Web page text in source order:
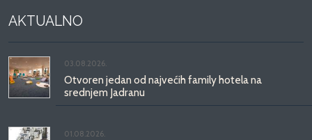
AKTUALNO
03.08.2026.
Otvoren jedan od najvećih family hotela na
srednjem Jadranu
01.08.2026.